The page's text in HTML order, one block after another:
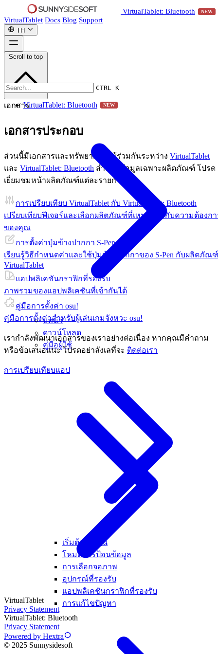
VirtualTablet: Bluetooth NEW
VirtualTablet Docs Blog Support
TH
CTRL K
VirtualTablet: Bluetooth NEW
บทนำ
ดาวน์โหลด
คู่มือผู้ใช้
เริ่มต้นใช้งาน
โหมดการป้อนข้อมูล
การเลือกจอภาพ
อุปกรณ์ที่รองรับ
แอปพลิเคชันกราฟิกที่รองรับ
การแก้ไขปัญหา
Scroll to top
เอกสาร
เอกสารประกอบ
ส่วนนี้มีเอกสารและทรัพยากรที่ใช้ร่วมกันระหว่าง VirtualTablet
และ VirtualTablet: Bluetooth สำหรับข้อมูลเฉพาะผลิตภัณฑ์ โปรด
เยี่ยมชมหน้าผลิตภัณฑ์แต่ละรายการ
การเปรียบเทียบ VirtualTablet กับ VirtualTablet: Bluetooth
เปรียบเทียบฟีเจอร์และเลือกผลิตภัณฑ์ที่เหมาะสมกับความต้องก
ของคุณ
การตั้งค่าปุ่มข้างปากกา S-Pen
เรียนรู้วิธีกำหนดค่าและใช้ปุ่มข้างปากกาของ S-Pen กับผลิตภัณฑ์
VirtualTablet
แอปพลิเคชันกราฟิกที่รองรับ
ภาพรวมของแอปพลิเคชันที่เข้ากันได้
คู่มือการตั้งค่า osu!
คู่มือการตั้งค่าสำหรับผู้เล่นเกมจังหวะ osu!
เรากำลังพัฒนาเอกสารของเราอย่างต่อเนื่อง หากคุณมีคำถาม
หรือข้อเสนอแนะ โปรดอย่าลังเลที่จะ ติดต่อเรา
การเปรียบเทียบแอป
VirtualTablet
Privacy Statement
VirtualTablet: Bluetooth
Privacy Statement
Powered by Hextra
© 2025 Sunnysidesoft